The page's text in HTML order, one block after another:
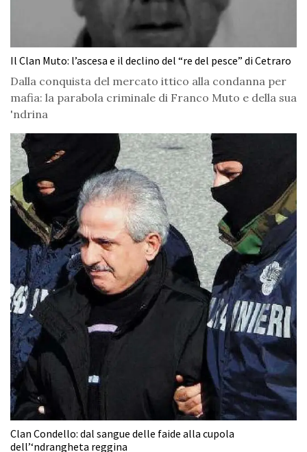
Il Clan Muto: l’ascesa e il declino del “re del pesce” di Cetraro
Dalla conquista del mercato ittico alla condanna per
mafia: la parabola criminale di Franco Muto e della sua
'ndrina
Clan Condello: dal sangue delle faide alla cupola
dell’‘ndrangheta reggina